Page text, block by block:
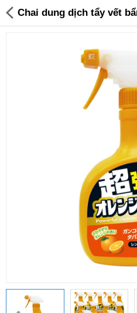
Đồ gia dụng & Nhà cửa
So sánh Yêu thích (0)